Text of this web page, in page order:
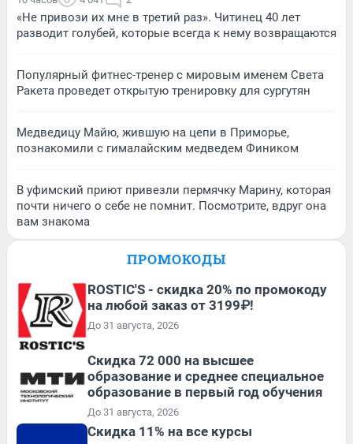
«Не привози их мне в третий раз». Читинец 40 лет
разводит голубей, которые всегда к нему возвращаются
Популярный фитнес-тренер с мировым именем Света
Ракета проведет открытую тренировку для сургутян
Медведицу Майю, жившую на цепи в Приморье,
познакомили с гималайским медведем Фиником
В уфимский приют привезли пермячку Марину, которая
почти ничего о себе не помнит. Посмотрите, вдруг она
вам знакома
ПРОМОКОДЫ
ROSTIC'S - скидка 20% по промокоду
на любой заказ от 3199₽!
До 31 августа, 2026
Скидка 72 000 на высшее
образование и среднее специальное
образование в первый год обучения
До 31 августа, 2026
Скидка 11% на все курсы